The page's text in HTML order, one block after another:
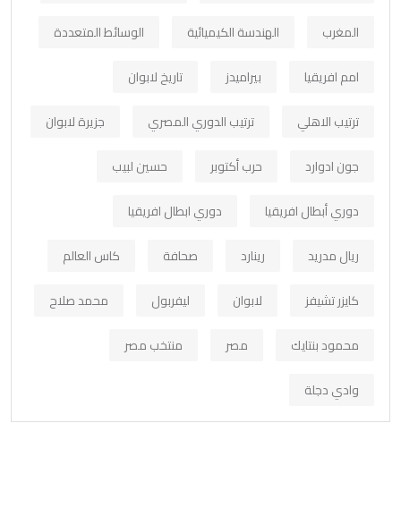
المغرب
الهندسة الكيميائية
الوسائط المتعددة
امم افريقيا
بيراميدز
تاريخ لابوان
ترتيب الاهلي
ترتيب الدوري المصري
جزيرة لابوان
جون ادوارد
حرب أكتوبر
حسين لبيب
دوري أبطال افريقيا
دوري ابطال افريقيا
ريال مدريد
رينارد صحافة
كاس العالم
كايزر تشيفز
لابوان ليفربول
محمد صلاح
محمود بنتايك
مصر
منتخب مصر
وادي دجلة